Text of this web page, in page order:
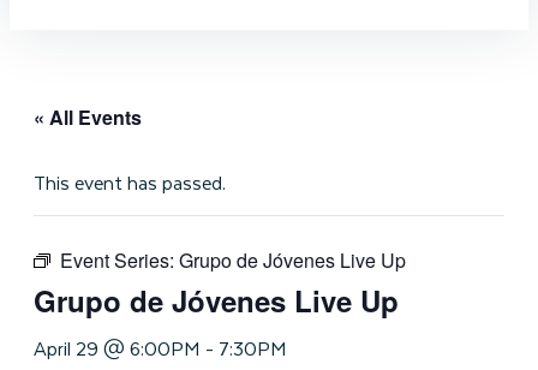
« All Events
This event has passed.
Event Series: Grupo de Jóvenes Live Up
Grupo de Jóvenes Live Up
April 29 @ 6:00PM - 7:30PM